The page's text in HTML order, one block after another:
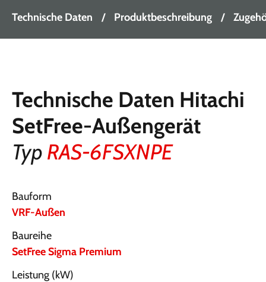
Technische Daten Produktbeschreibung
Technische Daten Hitachi
SetFree-Außengerät
Typ RAS-6FSXNPE
Bauform
VRF-Außen
Baureihe
SetFree Sigma Premium
Leistung (kW)